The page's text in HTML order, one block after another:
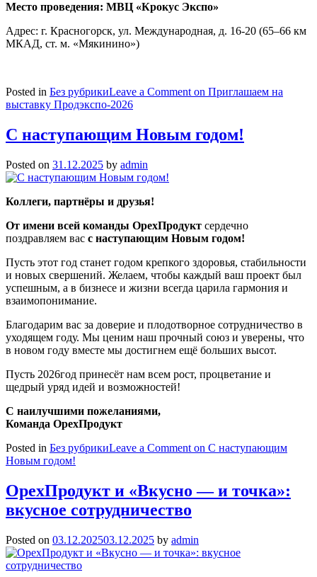
Место проведения: МВЦ «Крокус Экспо»
Адрес: г. Красногорск, ул. Международная, д. 16-20 (65–66 км
МКАД, ст. м. «Мякинино»)
Posted in Без рубрикиLeave a Comment on Приглашаем на
выставку Продэкспо-2026
С наступающим Новым годом!
Posted on 31.12.2025 by admin
Коллеги, партнёры и друзья!
От имени всей команды ОрехПродукт сердечно
поздравляем вас с наступающим Новым годом!
Пусть этот год станет годом крепкого здоровья, стабильности
и новых свершений. Желаем, чтобы каждый ваш проект был
успешным, а в бизнесе и жизни всегда царила гармония и
взаимопонимание.
Благодарим вас за доверие и плодотворное сотрудничество в
уходящем году. Мы ценим наш прочный союз и уверены, что
в новом году вместе мы достигнем ещё больших высот.
Пусть 2026год принесёт нам всем рост, процветание и
щедрый уряд идей и возможностей!
С наилучшими пожеланиями,
Команда ОрехПродукт
Posted in Без рубрикиLeave a Comment on С наступающим
Новым годом!
ОрехПродукт и «Вкусно — и точка»:
вкусное сотрудничество
Posted on 03.12.202503.12.2025 by admin